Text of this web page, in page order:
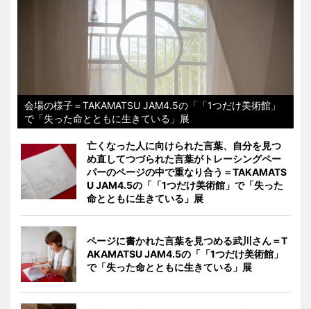
会場の様子＝TAKAMATSU JAM4.5の「「1つだけ美術館」
で「失った命とともに生きている」展
亡くなった人に向けられた言葉、自分を見つ
め直してつづられた言葉がトレーシングペー
パーのページの中で重なり合う＝TAKAMATS
U JAM4.5の「「1つだけ美術館」で「失った
命とともに生きている」展
ページに書かれた言葉を見つめる武川さん＝T
AKAMATSU JAM4.5の「「1つだけ美術館」
で「失った命とともに生きている」展